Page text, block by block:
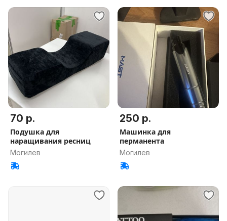
70 р.
Подушка для
наращивания ресниц
Могилев
250 р.
Машинка для
перманента
Могилев